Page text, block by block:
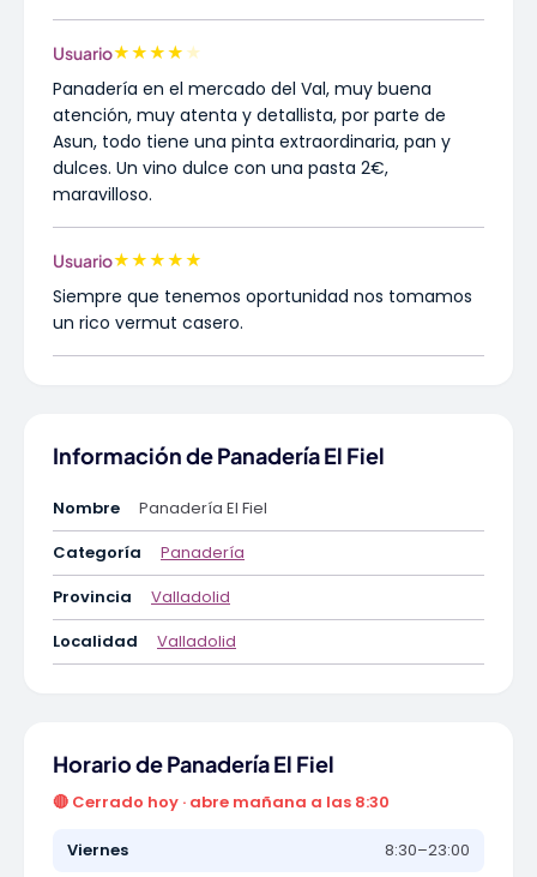
Usuario★★★★ ★
Panadería en el mercado del Val, muy buena
atención, muy atenta y detallista, por parte de
Asun, todo tiene una pinta extraordinaria, pan y
dulces. Un vino dulce con una pasta 2€,
maravilloso.
Usuario★★★★★
Siempre que tenemos oportunidad nos tomamos
un rico vermut casero.
Información de Panadería El Fiel
Nombre
Panadería El Fiel
Categoría
Panadería
Provincia
Valladolid
Localidad
Valladolid
Horario de Panadería El Fiel
🔴 Cerrado hoy · abre mañana a las 8:30
Viernes 8:30–23:00